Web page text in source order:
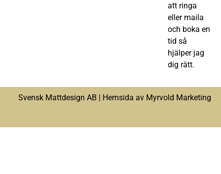
att ringa
eller maila
och boka en
tid så
hjälper jag
dig rätt.
Svensk Mattdesign AB | Hemsida av Myrvold Marketing